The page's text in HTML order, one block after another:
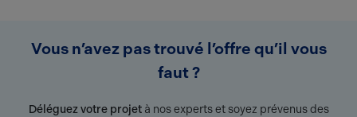
Vous n’avez pas trouvé l’offre qu’il vous
faut ?
Déléguez votre projetà nos experts et soyez prévenus des